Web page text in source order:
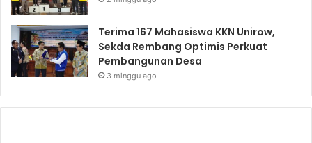
Terima 167 Mahasiswa KKN Unirow,
Sekda Rembang Optimis Perkuat
Pembangunan Desa
3 minggu ago